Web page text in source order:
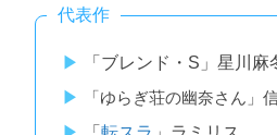
代表作
「ブレンド・S」星川麻
「ゆらぎ荘の幽奈さん」